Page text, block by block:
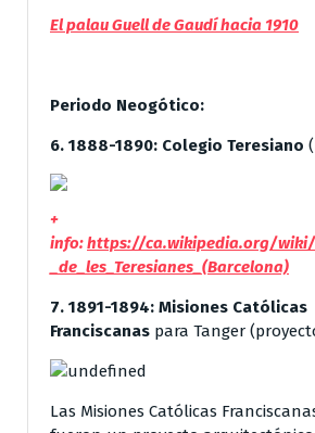
El palau Guell de Gaudí hacia 1910
Periodo Neogótico:
6. 1888-1890: Colegio Teresiano
+
info:https://ca.wikipedia.org/wiki/
_de_les_Teresianes_(Barcelona)
7. 1891-1894: Misiones Católicas
Franciscanas para Tanger
Las Misiones Católicas